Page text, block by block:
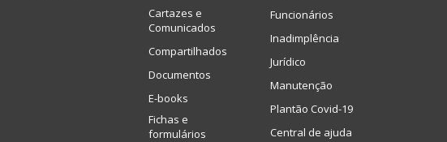
Cartazes e
Comunicados
Compartilhados
Documentos
E-books
Fichas e
formulários
Funcionários
Inadimplência
Jurídico
Manutenção
Plantão Covid-19
Central de ajuda